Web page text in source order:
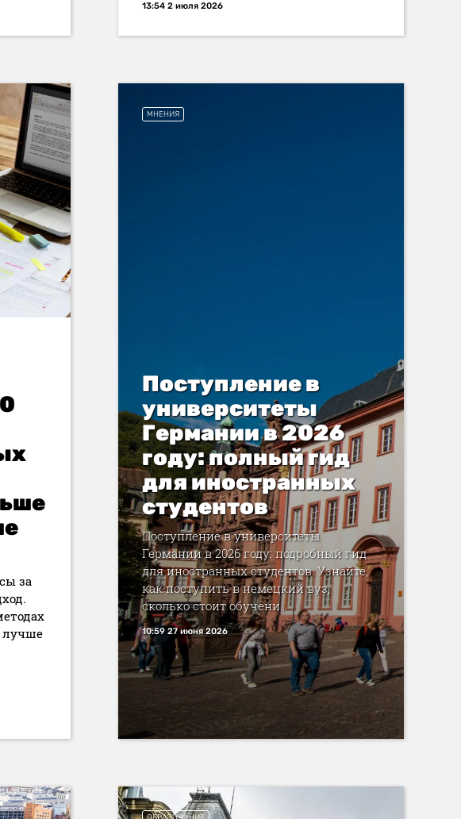
13:54 2 июля 2026
за
лучше
МНЕНИЯ
Поступление в
университеты
Германии в 2026
году: полный гид
для иностранных
студентов
Поступление в университеты
Германии в 2026 году: подробный гид
для иностранных студентов. Узнайте,
как поступить в немецкий вуз,
сколько стоит обучени...
10:59 27 июня 2026